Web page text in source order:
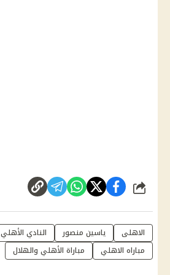
شارك
الاهلى ياسين منصور النادي الأهلي
مباراه الاهلي
مباراة الأهلي والهلال